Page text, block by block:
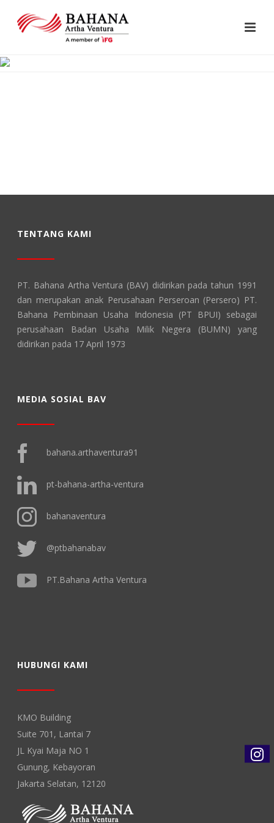
TENTANG KAMI
PT. Bahana Artha Ventura (BAV) didirikan pada tahun 1991
dan merupakan anak Perusahaan Perseroan (Persero) PT.
Bahana Pembinaan Usaha Indonesia (PT BPUI) sebagai
perusahaan Badan Usaha Milik Negera (BUMN) yang
didirikan pada 17 April 1973
MEDIA SOSIAL BAV
bahana.arthaventura91
pt-bahana-artha-ventura
bahanaventura
@ptbahanabav
PT.Bahana Artha Ventura
HUBUNGI KAMI
KMO Building
Suite 701, Lantai 7
JL Kyai Maja NO 1
Gunung, Kebayoran
Jakarta Selatan, 12120